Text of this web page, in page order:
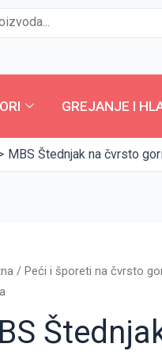
GREJANJE I
MBS Štednjak na čvrsto
/Peći i šporeti na čvrsto